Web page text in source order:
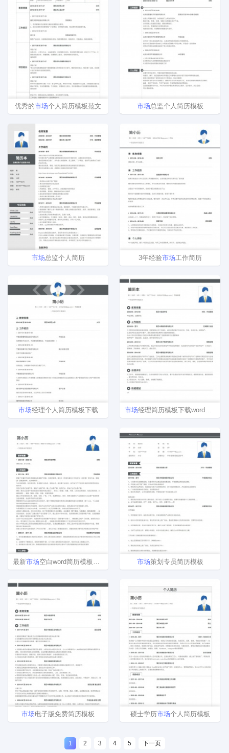
优秀的市场个人简历模板范文 市场总监个人简历模板
市场总监个人简历 3年经验市场工作简历
市场经理个人简历模板下载 市场经理简历模板下载word格式
最新市场空白word简历模板下载 市场策划专员简历模板
市场电子版免费简历模板 硕士学历市场个人简历模板
1 2 3 4 5 下一页